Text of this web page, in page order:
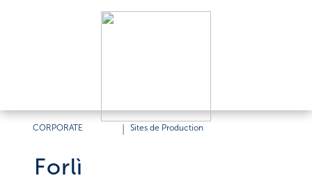
CORPORATE |Sites de Production
Forlì